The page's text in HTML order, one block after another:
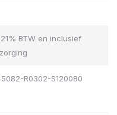
BTW en inclusief
R0302-S120080